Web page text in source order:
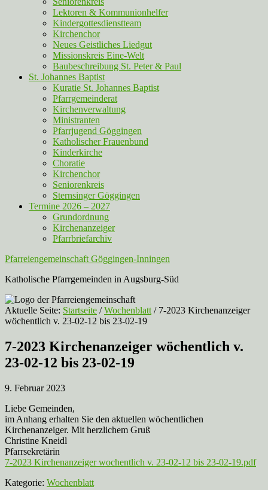
Lektoren & Kommunionhelfer
Kindergottesdienstteam
Kirchenchor
Neues Geistliches Liedgut
Missionskreis Eine-Welt
Baubeschreibung St. Peter & Paul
St. Johannes Baptist
Kuratie St. Johannes Baptist
Pfarrgemeinderat
Kirchenverwaltung
Ministranten
Pfarrjugend Göggingen
Katholischer Frauenbund
Kinderkirche
Choratie
Kirchenchor
Seniorenkreis
Sternsinger Göggingen
Termine 2026 – 2027
Grundordnung
Kirchenanzeiger
Pfarrbriefarchiv
Pfarreiengemeinschaft Göggingen-Inningen
Katholische Pfarrgemeinden in Augsburg-Süd
Aktuelle Seite: Startseite / Wochenblatt /7-2023 Kirchenanzeiger
wöchentlich v. 23-02-12 bis 23-02-19
7-2023 Kirchenanzeiger wöchentlich v.
23-02-12 bis 23-02-19
9. Februar 2023
Liebe Gemeinden,
im Anhang erhalten Sie den aktuellen wöchentlichen
Kirchenanzeiger. Mit herzlichem Gruß
Christine Kneidl
Pfarrsekretärin
7-2023 Kirchenanzeiger wochentlich v. 23-02-12 bis 23-02-19.pdf
Kategorie: Wochenblatt